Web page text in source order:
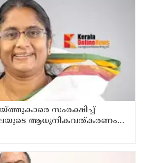
സംരക്ഷിച്ച്
ആധുനികവത്കരണം
സ്പീക്കർ ഷാനിമോൾ